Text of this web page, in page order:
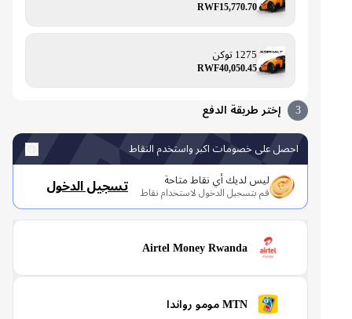
RWF15,770.70
1275 توكن
RWF40,050.45
إختر طريقة الدفع
احصل على خصومات اكبر واستخدم النقاط
ليس لديك أي نقاط متاحة
قم بتسجيل الدخول لاستخدام نقاط تسجيل الدخول
Airtel Money Rwanda
MTN مومو رواندا